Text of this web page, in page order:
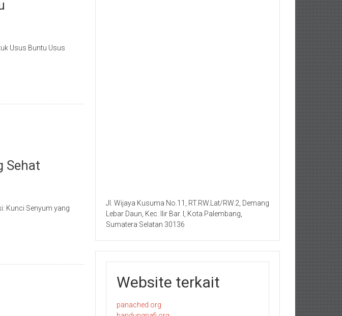
Usus Buntu Usus
Sehat
Kunci Senyum yang
Jl. Wijaya Kusuma No.11, RT.RW.Lat/RW.2, Demang
Lebar Daun, Kec. Ilir Bar. I, Kota Palembang,
Sumatera Selatan 30136
Website terkait
panached.org